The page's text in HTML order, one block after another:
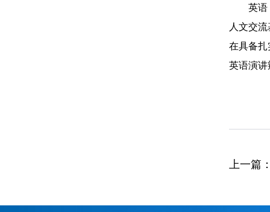
英语
人文交
在具备扎
英语演讲
上一篇